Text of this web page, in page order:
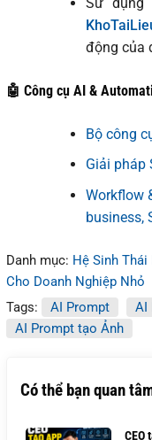
động của
🤖 Công cụ AI &
Bộ công
Giải pháp
Workflow
business,
Danh mục: Hệ Sinh
Cho Doanh Nghiệp Nhỏ
Tags:
AI Prompt
AI
AI Prompt tạo Ảnh
Có thể bạn quan
CEO